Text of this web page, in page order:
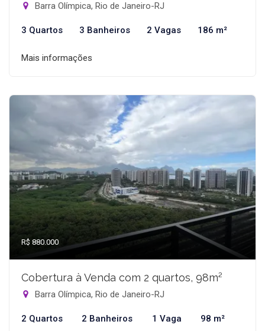
Barra Olímpica, Rio de Janeiro-RJ
3 Quartos 3 Banheiros 2 Vagas 186 m²
Mais informações
R$ 880.000
Cobertura à Venda com 2 quartos, 98m²
Barra Olímpica, Rio de Janeiro-RJ
2 Quartos 2 Banheiros 1 Vaga 98 m²